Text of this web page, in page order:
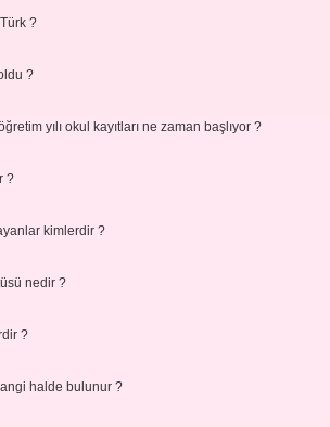
?
?
yılı okul kayıtları ne zaman başlıyor ?
?
kimlerdir ?
nedir ?
?
halde bulunur ?